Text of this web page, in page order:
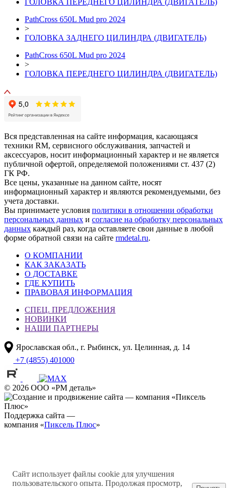
ГОЛОВКА ПЕРЕДНЕГО ЦИЛИНДРА (ДВИГАТЕЛЬ)
PathCross 650L Mud pro 2024
>
ГОЛОВКА ЗАДНЕГО ЦИЛИНДРА (ДВИГАТЕЛЬ)
PathCross 650L Mud pro 2024
>
ГОЛОВКА ПЕРЕДНЕГО ЦИЛИНДРА (ДВИГАТЕЛЬ)
Вся представленная на сайте информация, касающаяся
техники RM, сервисного обслуживания, запчастей и
аксессуаров, носит информационный характер и не является
публичной офертой, определяемой положениями ст. 437 (2)
ГК РФ.
Все цены, указанные на данном сайте, носят
информационный характер и являются рекомендуемыми, без
учета доставки.
Вы принимаете условия политики в отношении обработки
персональных данных и согласие на обработку персональных
данных каждый раз, когда оставляете свои данные в любой
форме обратной связи на сайте rmdetal.ru.
О КОМПАНИИ
КАК ЗАКАЗАТЬ
О ДОСТАВКЕ
ГДЕ КУПИТЬ
ПРАВОВАЯ ИНФОРМАЦИЯ
СПЕЦ. ПРЕДЛОЖЕНИЯ
НОВИНКИ
НАШИ ПАРТНЕРЫ
Ярославская обл., г. Рыбинск, ул. Целинная, д. 14
+7 (4855) 401000
© 2026 ООО «РМ деталь»
Поддержка сайта —
компания «Пиксель Плюс»
Сайт использует файлы cookie для улучшения
пользовательского опыта. Продолжая просмотр,